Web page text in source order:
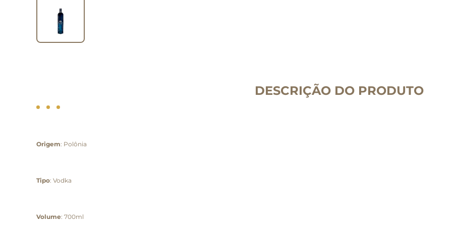
DESCRIÇÃO DO PRODUTO
Origem: Polônia
Tipo: Vodka
Volume: 700ml